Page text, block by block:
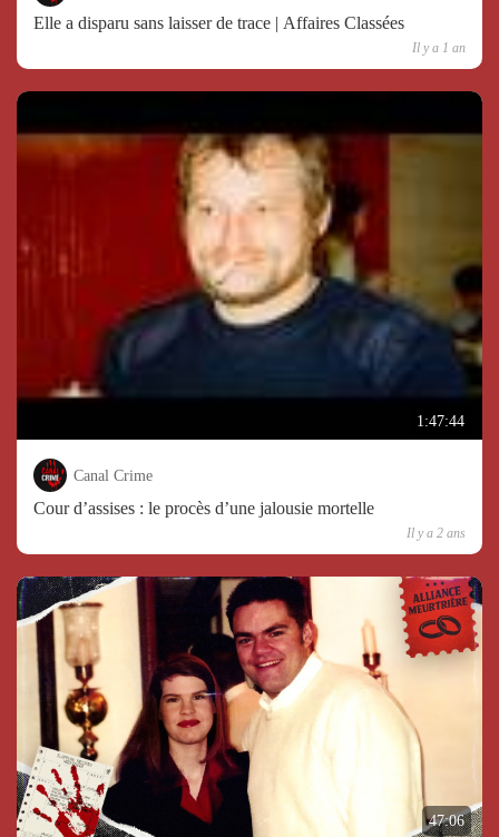
Elle a disparu sans laisser de trace | Affaires Classées
Il y a 1 an
1:47:44
Canal Crime
Cour d’assises : le procès d’une jalousie mortelle
Il y a 2 ans
47:06